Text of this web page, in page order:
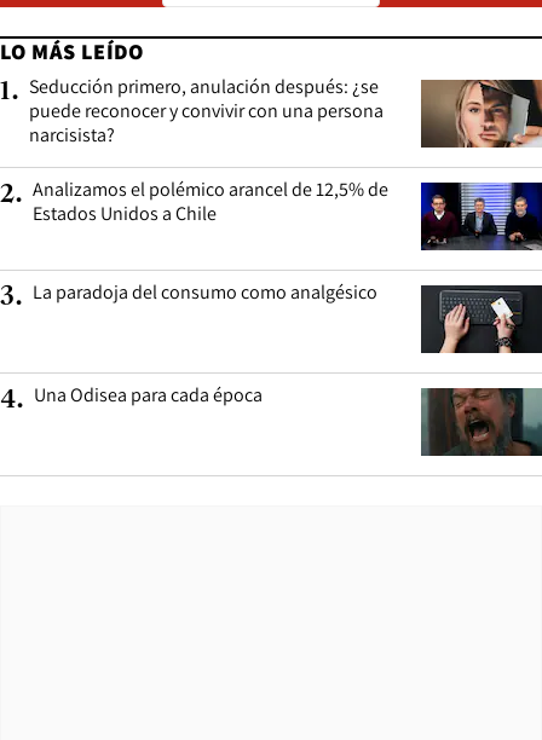
LO MÁS LEÍDO
1. Seducción primero, anulación después: ¿se
puede reconocer y convivir con una persona
narcisista?
2. Analizamos el polémico arancel de 12,5% de
Estados Unidos a Chile
3. La paradoja del consumo como analgésico
4. Una Odisea para cada época